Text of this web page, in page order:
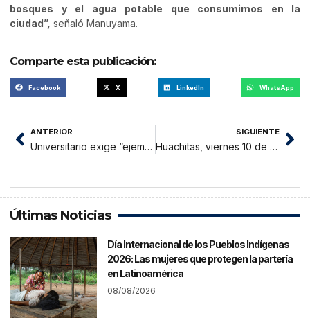
bosques y el agua potable que consumimos en la
ciudad”, señaló Manuyama.
Comparte esta publicación:
Facebook X LinkedIn WhatsApp
ANTERIOR
Universitario exige “ejemplar” sanción a Alianza Lima por apagar la luz de Matute
SIGUIENTE
Huachitas, viernes 10 de noviembre 2023
Últimas Noticias
Día Internacional de los Pueblos Indígenas
2026: Las mujeres que protegen la partería
en Latinoamérica
08/08/2026